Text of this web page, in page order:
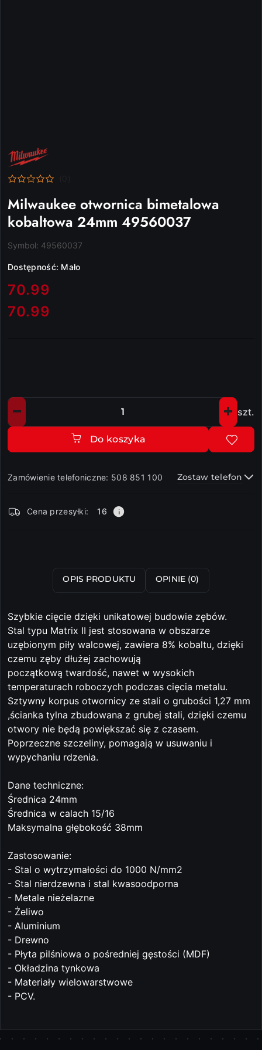
NAZWA
PRODUCENTA:
MILWAUKEE
Milwaukee otwornica bimetalowa
kobaltowa 24mm 49560037
Symbol: 49560037
Dostępność: Mało
cena:
70.99
Cena:
70.99
Ilość szt.
Do koszyka
Zamówienie telefoniczne: 508 851 100 Zostaw telefon
i
Cena przesyłki: 16
OPIS PRODUKTU OPINIE (0)
Szybkie cięcie dzięki unikatowej budowie zębów.
Stal typu Matrix II jest stosowana w obszarze
uzębionym piły walcowej, zawiera 8% kobaltu, dzięki
czemu zęby dłużej zachowują
początkową twardość, nawet w wysokich
temperaturach roboczych podczas cięcia metalu.
Sztywny korpus otwornicy ze stali o grubości 1,27 mm
,ścianka tylna zbudowana z grubej stali, dzięki czemu
otwory nie będą powiększać się z czasem.
Poprzeczne szczeliny, pomagają w usuwaniu i
wypychaniu rdzenia.
Dane techniczne:
Średnica 24mm
Średnica w calach 15/16
Maksymalna głębokość 38mm
Zastosowanie:
- Stal o wytrzymałości do 1000 N/mm2
- Stal nierdzewna i stal kwasoodporna
- Metale nieżelazne
- Żeliwo
- Aluminium
- Drewno
- Płyta pilśniowa o pośredniej gęstości (MDF)
- Okładzina tynkowa
- Materiały wielowarstwowe
- PCV.